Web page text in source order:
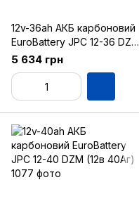
12v-36ah АКБ карбоновий
EuroBattery JPC 12-36 DZM
(12в 36Аг)
5 634 грн